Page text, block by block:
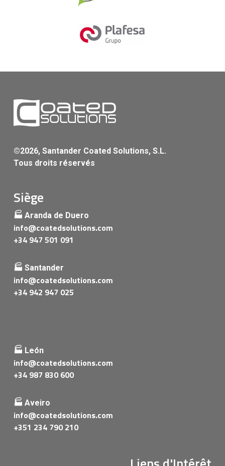
©2026, Santander Coated Solutions, S.L.
Tous droits réservés
Siège
🏭 Aranda de Duero
info@coatedsolutions.com
+34 947 501 091
🏭 Santander
info@coatedsolutions.com
+34 942 947 025
🏭 León
info@coatedsolutions.com
+34 987 830 600
🏭 Aveiro
info@coatedsolutions.com
+351 234 790 210